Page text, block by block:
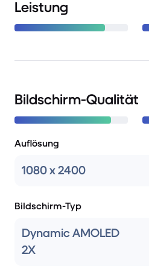
Leistung
Bildschirm-Qualität
Auflösung
1080 x 2400
Bildschirm-Typ
Dynamic AMOLED
2X